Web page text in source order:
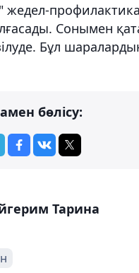
Сонымен
Бұл
бөлісу:
Тарина